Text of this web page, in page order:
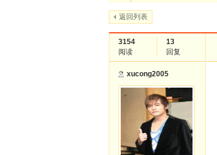
返回列表
3154
阅读
13
回复
xucong2005